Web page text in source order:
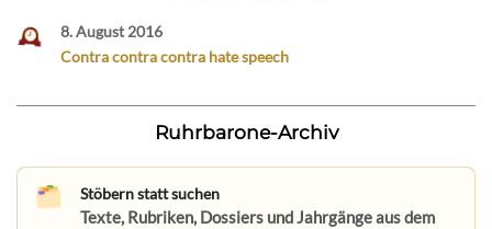
8. August 2016
Contra contra contra hate speech
Ruhrbarone-Archiv
Stöbern statt suchen
Texte, Rubriken, Dossiers und Jahrgänge aus dem